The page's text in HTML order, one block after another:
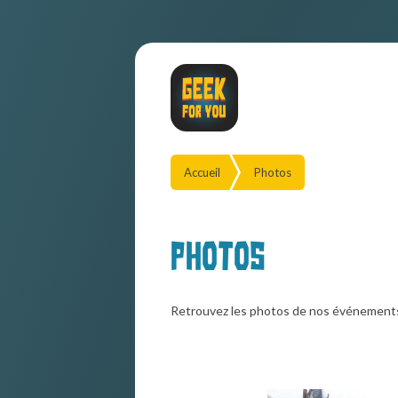
Accueil Photos
Photos
Retrouvez les photos de nos